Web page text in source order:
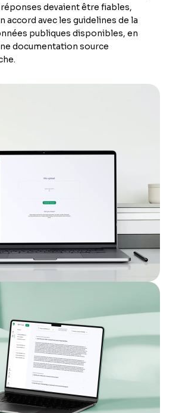
réponses devaient être fiables,
accord avec les guidelines de la
publiques disponibles, en
documentation source